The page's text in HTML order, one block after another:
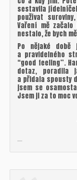
sestavila
používat
Vaření mě
nestalo, že bych
Po nějaké době
a pravidelného
“good feeling”.
dotaz, poradila
a přidala spousty
jsem se
Jsem ji za to moc
-